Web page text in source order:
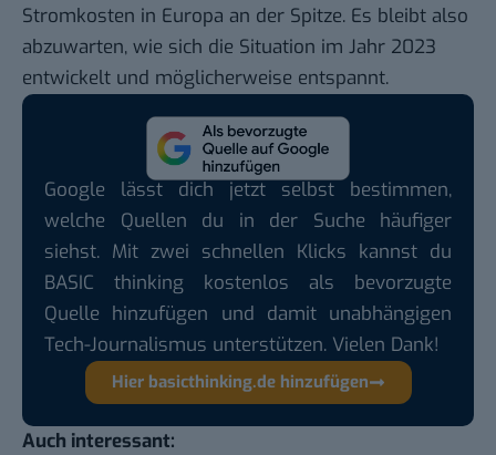
Stromkosten in Europa an der Spitze. Es bleibt also
abzuwarten, wie sich die Situation im Jahr 2023
entwickelt und möglicherweise entspannt.
Google lässt dich jetzt selbst bestimmen,
welche Quellen du in der Suche häufiger
siehst. Mit zwei schnellen Klicks kannst du
BASIC thinking kostenlos als bevorzugte
Quelle hinzufügen und damit unabhängigen
Tech-Journalismus unterstützen. Vielen Dank!
Hier basicthinking.de hinzufügen
Auch interessant: